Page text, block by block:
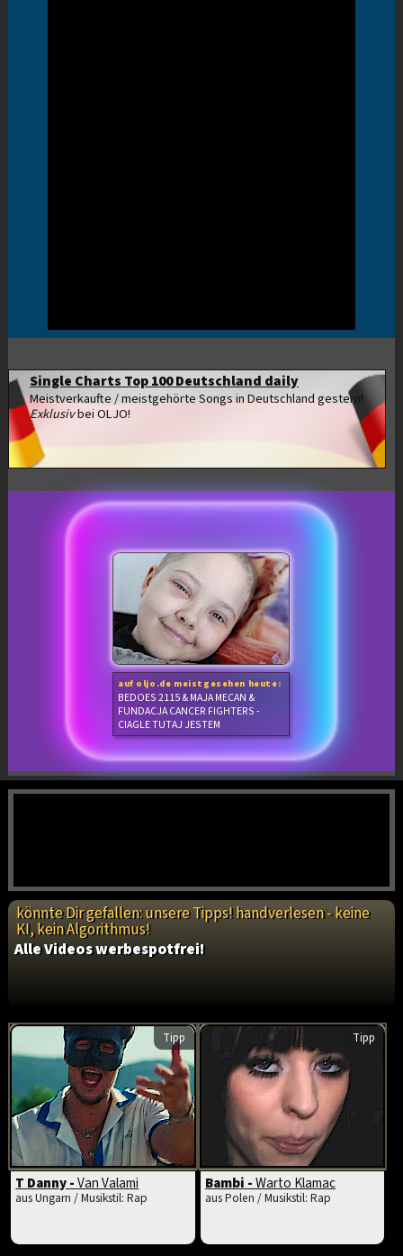
Single Charts Top 100 Deutschland daily
Meistverkaufte / meistgehörte Songs in Deutschland gestern!
Exklusivbei OLJO!
auf oljo.de meistgesehen heute:
BEDOES 2115 & MAJA MECAN &
FUNDACJA CANCER FIGHTERS -
CIAGLE TUTAJ JESTEM
könnte Dir gefallen: unsere Tipps! handverlesen - keine
KI, kein Algorithmus!
Alle Videos werbespotfrei!
Tipp
T Danny -Van Valami
aus Ungarn / Musikstil: Rap
Tipp
Bambi -Warto Klamac
aus Polen / Musikstil: Rap